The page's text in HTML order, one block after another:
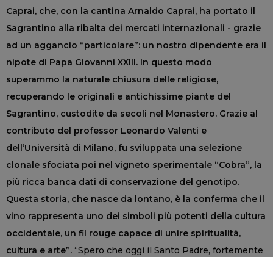
Caprai, che, con la cantina Arnaldo Caprai, ha portato il
Sagrantino alla ribalta dei mercati internazionali - grazie
ad un aggancio “particolare”: un nostro dipendente era il
nipote di Papa Giovanni XXIII. In questo modo
superammo la naturale chiusura delle religiose,
recuperando le originali e antichissime piante del
Sagrantino, custodite da secoli nel Monastero. Grazie al
contributo del professor Leonardo Valenti e
dell’Università di Milano, fu sviluppata una selezione
clonale sfociata poi nel vigneto sperimentale “Cobra”, la
più ricca banca dati di conservazione del genotipo.
Questa storia, che nasce da lontano, è la conferma che il
vino rappresenta uno dei simboli più potenti della cultura
occidentale, un fil rouge capace di unire spiritualità,
cultura e arte”. “Spero che oggi il Santo Padre, fortemente